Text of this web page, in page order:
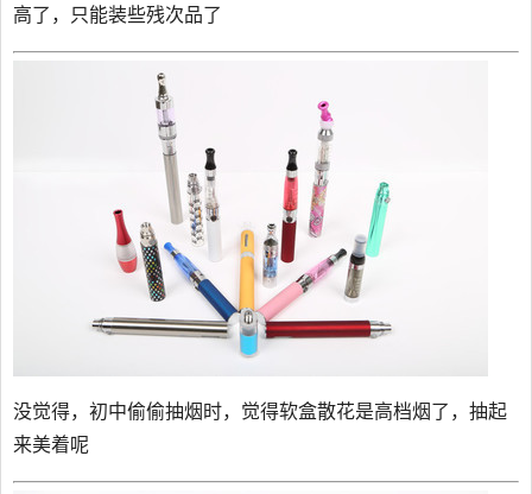
高了，只能装些残次品了
没觉得，初中偷偷抽烟时，觉得软盒散花是高档烟了，抽起
来美着呢